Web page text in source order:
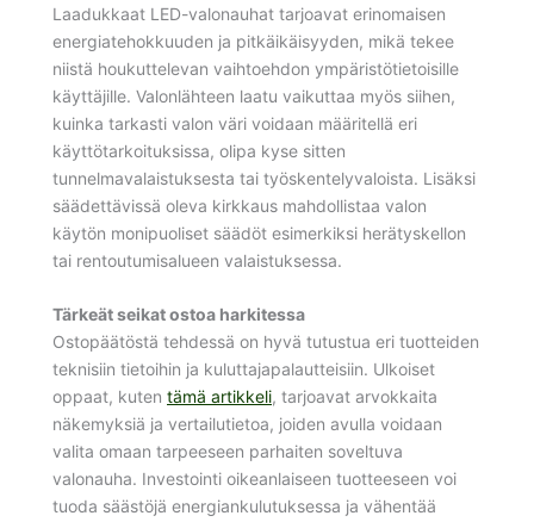
Laadukkaat LED-valonauhat tarjoavat erinomaisen
energiatehokkuuden ja pitkäikäisyyden, mikä tekee
niistä houkuttelevan vaihtoehdon ympäristötietoisille
käyttäjille. Valonlähteen laatu vaikuttaa myös siihen,
kuinka tarkasti valon väri voidaan määritellä eri
käyttötarkoituksissa, olipa kyse sitten
tunnelmavalaistuksesta tai työskentelyvaloista. Lisäksi
säädettävissä oleva kirkkaus mahdollistaa valon
käytön monipuoliset säädöt esimerkiksi herätyskellon
tai rentoutumisalueen valaistuksessa.
Tärkeät seikat ostoa harkitessa
Ostopäätöstä tehdessä on hyvä tutustua eri tuotteiden
teknisiin tietoihin ja kuluttajapalautteisiin. Ulkoiset
oppaat, kuten tämä artikkeli, tarjoavat arvokkaita
näkemyksiä ja vertailutietoa, joiden avulla voidaan
valita omaan tarpeeseen parhaiten soveltuva
valonauha. Investointi oikeanlaiseen tuotteeseen voi
tuoda säästöjä energiankulutuksessa ja vähentää